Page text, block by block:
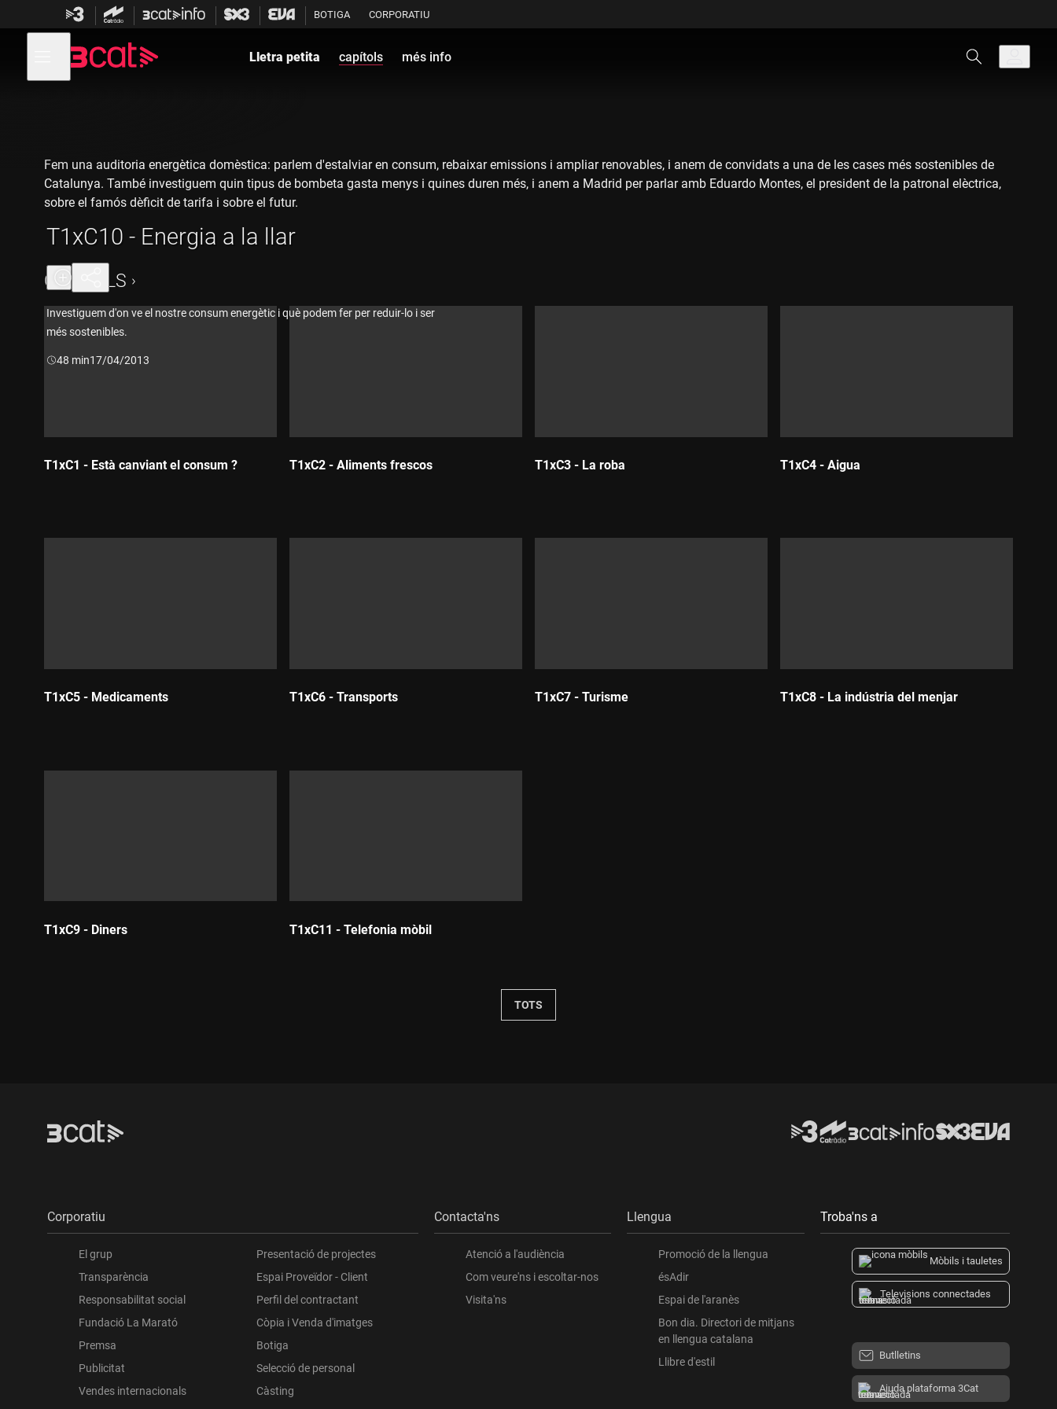
contingut
BOTIGA CORPORATIU
menú
de
Lletra petita capítols més info
T1xC10 - Energia a la llar
Investiguem d'on ve el nostre consum energètic i què podem fer per reduir-lo i ser
més sostenibles.
Durada:
48 min17/04/2013
Fem una auditoria energètica domèstica: parlem d'estalviar en consum, rebaixar emissions i ampliar renovables, i anem de convidats a una de les cases més sostenibles de
Catalunya. També investiguem quin tipus de bombeta gasta menys i quines duren més, i anem a Madrid per parlar amb Eduardo Montes, el president de la patronal elèctrica,
sobre el famós dèficit de tarifa i sobre el futur.
CAPÍTOLS
T1xC1 - Està canviant el consum ? T1xC2 - Aliments frescos T1xC3 - La roba T1xC4 - Aigua
T1xC5 - Medicaments T1xC6 - Transports T1xC7 - Turisme T1xC8 - La indústria del menjar
T1xC9 - Diners T1xC11 - Telefonia mòbil
TOTS
Corporatiu
El grup
Transparència
Responsabilitat social
Fundació La Marató
Premsa
Publicitat
Vendes internacionals
Presentació de projectes
Espai Proveïdor - Client
Perfil del contractant
Còpia i Venda d'imatges
Botiga
Selecció de personal
Càsting
Contacta'ns
Atenció a l'audiència
Com veure'ns i escoltar-nos
Visita'ns
Llengua
Promoció de la llengua
ésAdir
Espai de l'aranès
Bon dia. Directori de mitjans
en llengua catalana
Llibre d'estil
Troba'ns a
Mòbils i tauletes
Televisions connectades
Butlletins
Ajuda plataforma 3Cat